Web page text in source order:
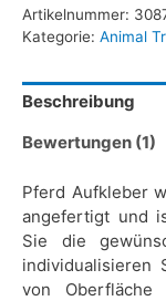
Artikelnummer:
Kategorie: Animal
Beschreibung
Bewertungen (1)
Pferd Aufkleber
angefertigt und
Sie die
von